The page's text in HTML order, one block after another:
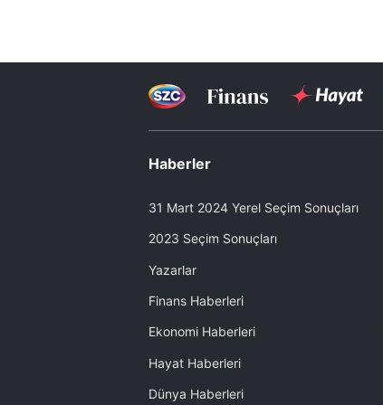
Haberler
31 Mart 2024 Yerel Seçim Sonuçları
2023 Seçim Sonuçları
Yazarlar
Finans Haberleri
Ekonomi Haberleri
Hayat Haberleri
Dünya Haberleri